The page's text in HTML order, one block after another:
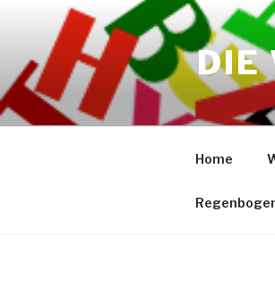
springen
DIE
Home